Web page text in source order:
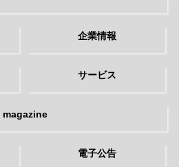
企業情報
サービス
magazine
電子公告